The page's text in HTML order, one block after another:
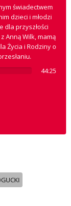
świadectwem
dzieci i młodzi
dla przyszłości
Anną Wilk, mamą
Życia i Rodziny o
44:25